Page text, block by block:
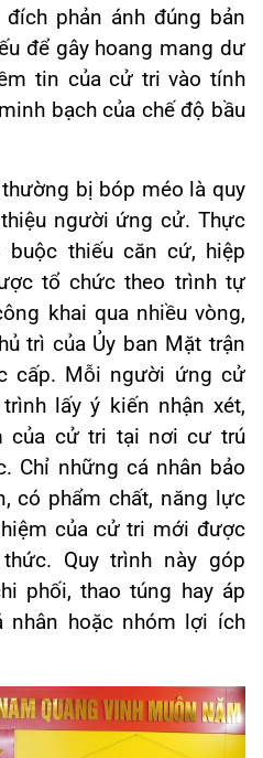
phản ánh đúng bản
để gây hoang mang dư
tin của cử tri vào tính
bạch của chế độ bầu
bị bóp méo là quy
người ứng cử. Thực
thiếu căn cứ, hiệp
tổ chức theo trình tự
khai qua nhiều vòng,
trì của Ủy ban Mặt trận
cấp. Mỗi người ứng cử
lấy ý kiến nhận xét,
của cử tri tại nơi cư trú
Chỉ những cá nhân bảo
có phẩm chất, năng lực
của cử tri mới được
Quy trình này góp
phối, thao túng hay áp
hoặc nhóm lợi ích